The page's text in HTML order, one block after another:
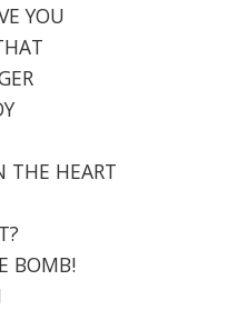
YOU
THE HEART
BOMB!